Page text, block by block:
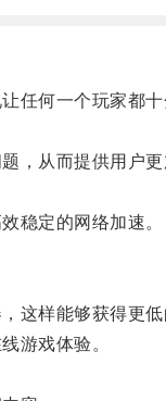
任何一个玩家都
，从而提供用户
稳定的网络加速。
这样能够获得更
游戏体验。